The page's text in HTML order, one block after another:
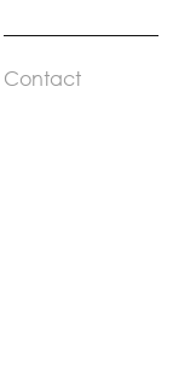
Contact